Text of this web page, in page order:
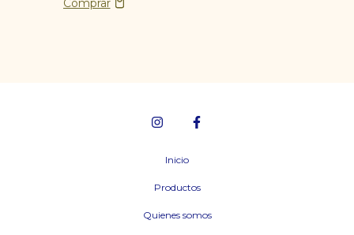
Inicio
Productos
Quienes somos